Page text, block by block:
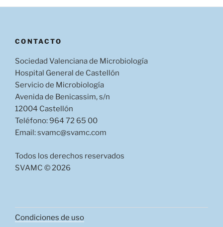
CONTACTO
Sociedad Valenciana de Microbiología
Hospital General de Castellón
Servicio de Microbiología
Avenida de Benicassim, s/n
12004 Castellón
Teléfono: 964 72 65 00
Email: svamc@svamc.com
Todos los derechos reservados
SVAMC © 2026
Condiciones de uso